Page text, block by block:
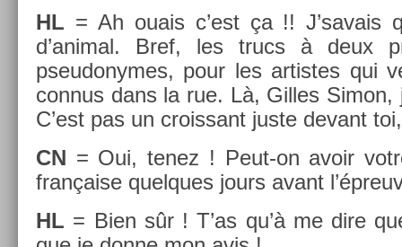
HL = Ah ouais c’est ça !! J’savais
d’anim­al. Bref, les trucs à deux
pseudonymes, pour les ar­tistes qui
con­nus dans la rue. Là, Gil­les Simon,
C’est pas un crois­sant juste de­vant
CN = Oui, tenez ! Peut-on avoir
française quel­ques jours avant
HL = Bien sûr ! T’as qu’à me dire